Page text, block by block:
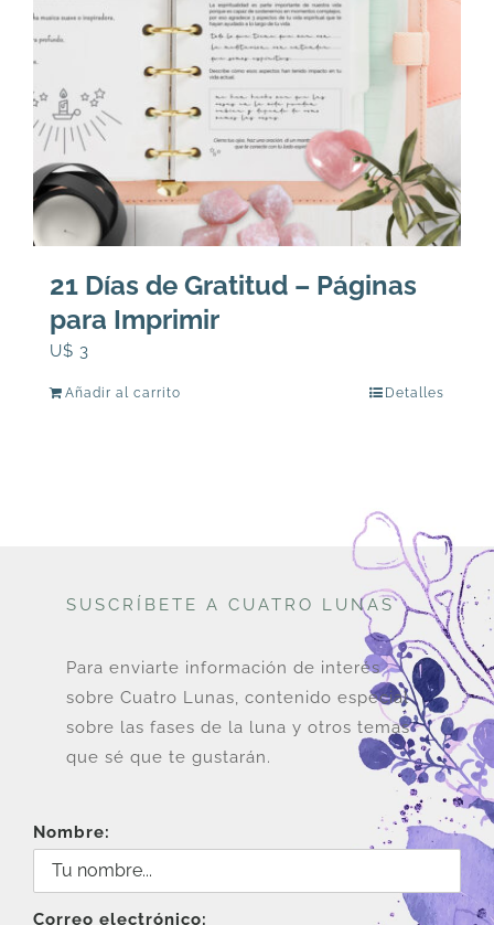
21 Días de Gratitud – Páginas
para Imprimir
U$ 3
Añadir al carrito Detalles
SUSCRÍBETE A CUATRO LUNAS
Para enviarte información de interés
sobre Cuatro Lunas, contenido especial
sobre las fases de la luna y otros temas
que sé que te gustarán.
Nombre:
Correo electrónico: